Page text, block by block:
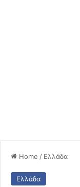
Home / Ελλάδα
Ελλάδα